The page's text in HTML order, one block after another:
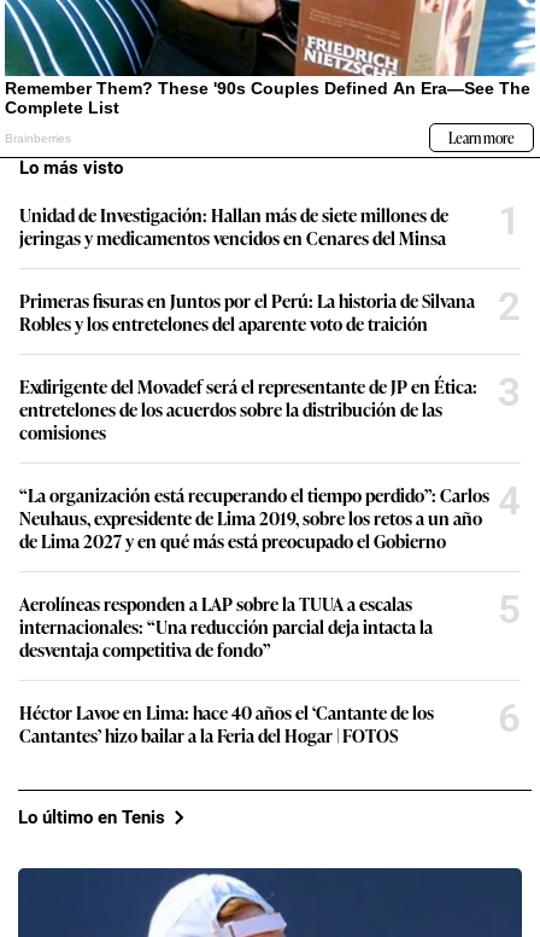
Lo más visto
Unidad de Investigación: Hallan más de siete millones de
jeringas y medicamentos vencidos en Cenares del Minsa
1
Primeras fisuras en Juntos por el Perú: La historia de Silvana
Robles y los entretelones del aparente voto de traición
2
Exdirigente del Movadef será el representante de JP en Ética:
entretelones de los acuerdos sobre la distribución de las
comisiones
3
“La organización está recuperando el tiempo perdido”: Carlos
Neuhaus, expresidente de Lima 2019, sobre los retos a un año
de Lima 2027 y en qué más está preocupado el Gobierno
4
Aerolíneas responden a LAP sobre la TUUA a escalas
internacionales: “Una reducción parcial deja intacta la
desventaja competitiva de fondo”
5
Héctor Lavoe en Lima: hace 40 años el ‘Cantante de los
Cantantes’ hizo bailar a la Feria del Hogar | FOTOS
6
Lo último en Tenis